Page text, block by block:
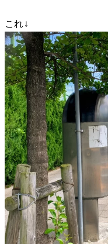
これ↓